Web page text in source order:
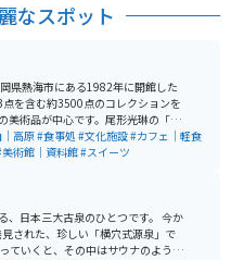
なスポット
県熱海市にある1982年に開館した
を含む約3500点のコレクションを
美術品が中心です。尾形光琳の「紅
村仁清の茶器などが展示されていま
能楽堂や茶室もあり、伝統文化を堪
色も楽しむことができます。館内の
の食材を使用した料理が楽しめま
で、熱海駅から車で約10分の場所に
高原#食事処 #文化施設#カフェ｜軽食
術館｜資料館#スイーツ
、日本三大古泉のひとつです。 今か
された、珍しい「横穴式源泉」で
ていくと、その中はサウナのように